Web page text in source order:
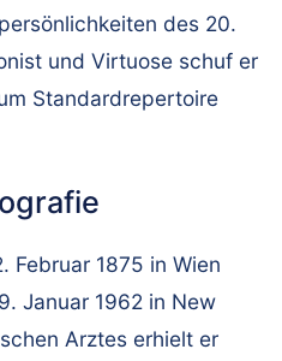
des 20.
und Virtuose schuf er
Standardrepertoire
Februar 1875 in Wien
Januar 1962 in New
Arztes erhielt er